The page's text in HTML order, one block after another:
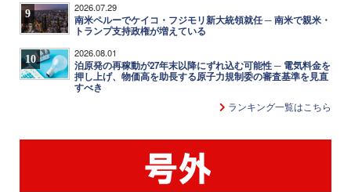
9 2026.07.29
南米ペルーでケイコ・フジモリ新大統領就任 ─ 南米で親米・
トランプ支持政権が増えている
10 2026.08.01
泊原発の再稼動が27年末以降にずれ込む可能性 ─ 電気料金を
押し上げ、物価高を助長する原子力規制委の審査基準を見直
すべき
ランキング一覧はこちら